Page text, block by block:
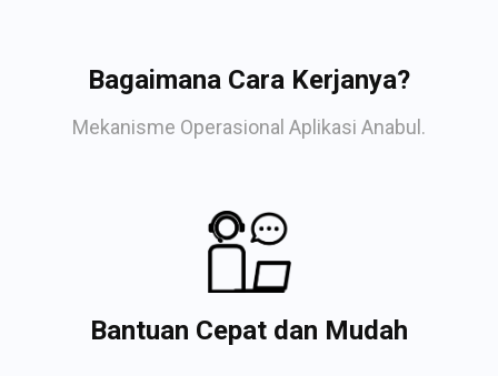
Bagaimana Cara Kerjanya?
Mekanisme Operasional Aplikasi Anabul.
Bantuan Cepat dan Mudah